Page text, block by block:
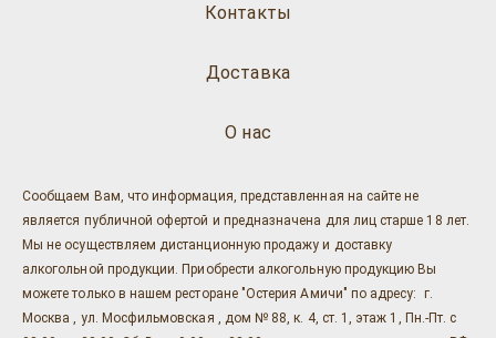
О нас
Доставка
Контакты
Сообщаем Вам, что информация, представленная на сайте не
является публичной офертой и предназначена для лиц старше 18 лет.
Мы не осуществляем дистанционную продажу и доставку
алкогольной продукции. Приобрести алкогольную продукцию Вы
можете только в нашем ресторане "Остерия Амичи" по адресу: г.
Москва , ул. Мосфильмовская , дом № 88, к. 4, ст. 1, этаж 1, Пн.-Пт. с